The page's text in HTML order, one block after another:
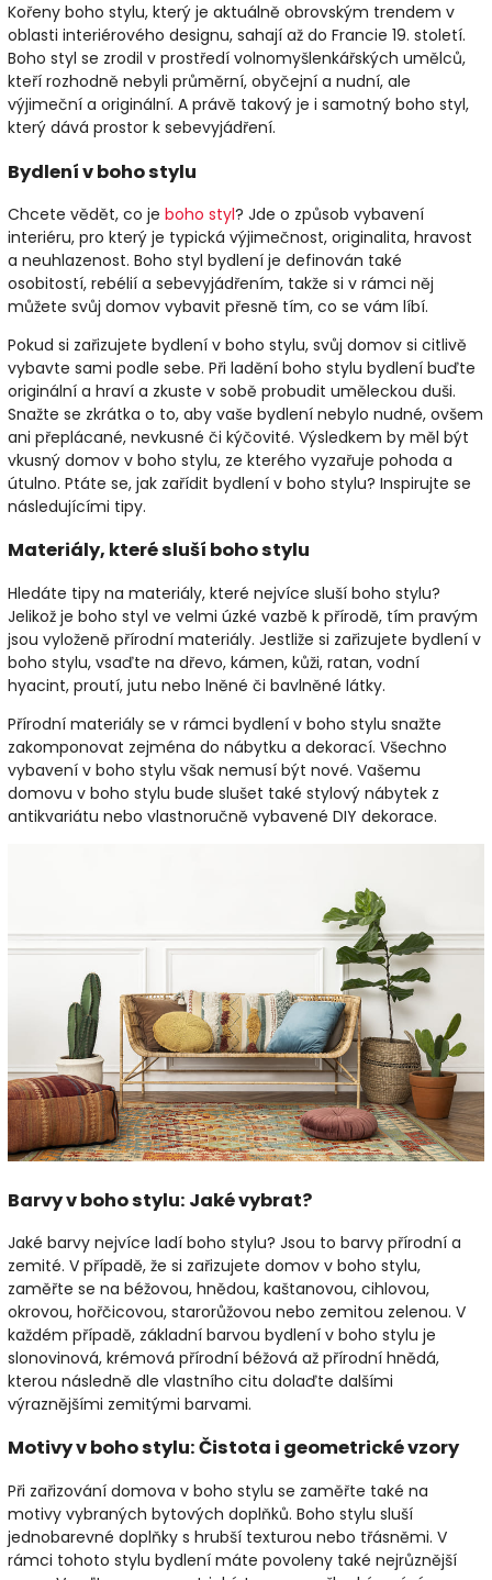
Kořeny boho stylu, který je aktuálně obrovským trendem v
oblasti interiérového designu, sahají až do Francie 19. století.
Boho styl se zrodil v prostředí volnomyšlenkářských umělců,
kteří rozhodně nebyli průměrní, obyčejní a nudní, ale
výjimeční a originální. A právě takový je i samotný boho styl,
který dává prostor k sebevyjádření.
Bydlení v boho stylu
Chcete vědět, co je boho styl? Jde o způsob vybavení
interiéru, pro který je typická výjimečnost, originalita, hravost
a neuhlazenost. Boho styl bydlení je definován také
osobitostí, rebélií a sebevyjádřením, takže si v rámci něj
můžete svůj domov vybavit přesně tím, co se vám líbí.
Pokud si zařizujete bydlení v boho stylu, svůj domov si citlivě
vybavte sami podle sebe. Při ladění boho stylu bydlení buďte
originální a hraví a zkuste v sobě probudit uměleckou duši.
Snažte se zkrátka o to, aby vaše bydlení nebylo nudné, ovšem
ani přeplácané, nevkusné či kýčovité. Výsledkem by měl být
vkusný domov v boho stylu, ze kterého vyzařuje pohoda a
útulno. Ptáte se, jak zařídit bydlení v boho stylu? Inspirujte se
následujícími tipy.
Materiály, které sluší boho stylu
Hledáte tipy na materiály, které nejvíce sluší boho stylu?
Jelikož je boho styl ve velmi úzké vazbě k přírodě, tím pravým
jsou vyloženě přírodní materiály. Jestliže si zařizujete bydlení v
boho stylu, vsaďte na dřevo, kámen, kůži, ratan, vodní
hyacint, proutí, jutu nebo lněné či bavlněné látky.
Přírodní materiály se v rámci bydlení v boho stylu snažte
zakomponovat zejména do nábytku a dekorací. Všechno
vybavení v boho stylu však nemusí být nové. Vašemu
domovu v boho stylu bude slušet také stylový nábytek z
antikvariátu nebo vlastnoručně vybavené DIY dekorace.
Barvy v boho stylu: Jaké vybrat?
Jaké barvy nejvíce ladí boho stylu? Jsou to barvy přírodní a
zemité. V případě, že si zařizujete domov v boho stylu,
zaměřte se na béžovou, hnědou, kaštanovou, cihlovou,
okrovou, hořčicovou, starorůžovou nebo zemitou zelenou. V
každém případě, základní barvou bydlení v boho stylu je
slonovinová, krémová přírodní béžová až přírodní hnědá,
kterou následně dle vlastního citu dolaďte dalšími
výraznějšími zemitými barvami.
Motivy v boho stylu: Čistota i geometrické vzory
Při zařizování domova v boho stylu se zaměřte také na
motivy vybraných bytových doplňků. Boho stylu sluší
jednobarevné doplňky s hrubší texturou nebo třásněmi. V
rámci tohoto stylu bydlení máte povoleny také nejrůznější